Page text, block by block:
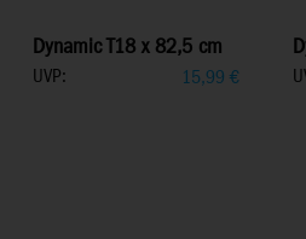
Dynamic T18 x 82,5 cm
UVP: 15,99 €